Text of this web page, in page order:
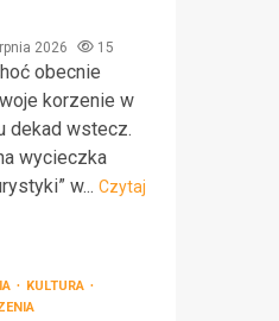
2026 15
obecnie
korzenie w
dekad wstecz.
wycieczka
w... Czytaj
KULTURA